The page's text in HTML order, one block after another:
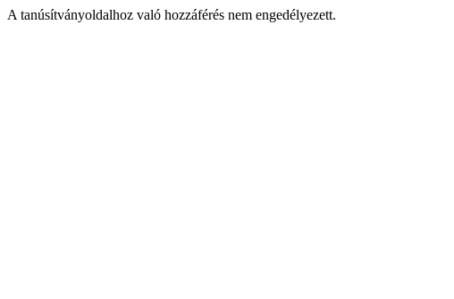
A tanúsítványoldalhoz való hozzáférés nem engedélyezett.